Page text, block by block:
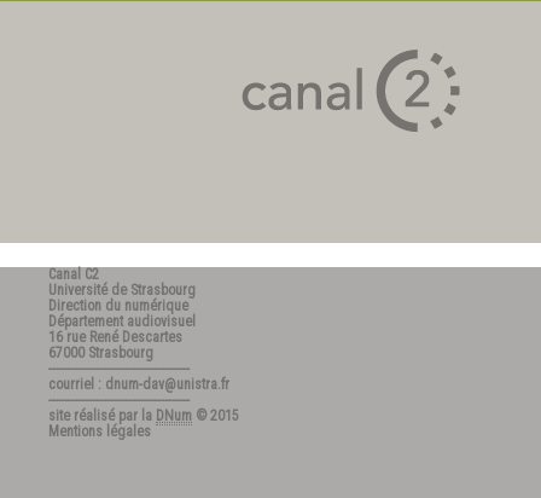
Canal C2
Université de Strasbourg
Direction du numérique
Département audiovisuel
16 rue René Descartes
67000 Strasbourg
---------------------------------------
courriel : dnum-dav@unistra.fr
---------------------------------------
site réalisé par la DNum © 2015
Mentions légales